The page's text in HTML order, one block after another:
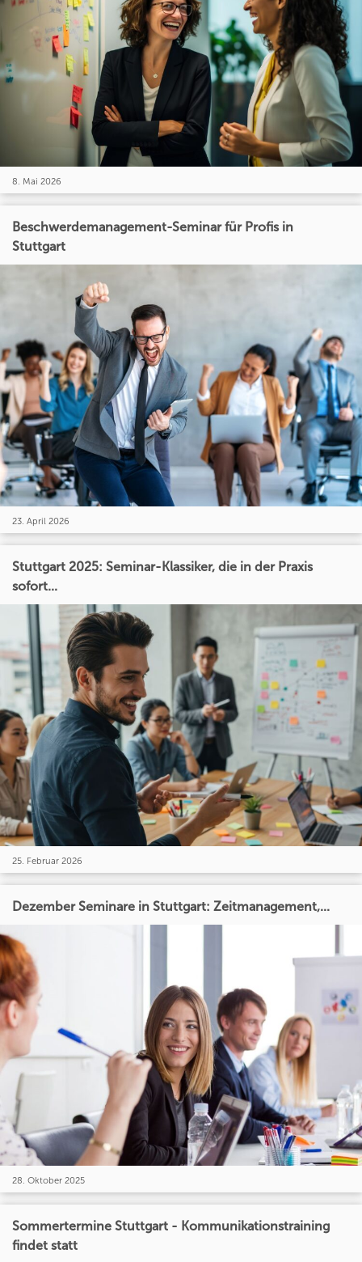
8. Mai 2026
Beschwerdemanagement-Seminar für Profis in
Stuttgart
23. April 2026
Stuttgart 2025: Seminar-Klassiker, die in der Praxis
sofort...
25. Februar 2026
Dezember Seminare in Stuttgart: Zeitmanagement,...
28. Oktober 2025
Sommertermine Stuttgart - Kommunikationstraining
findet statt